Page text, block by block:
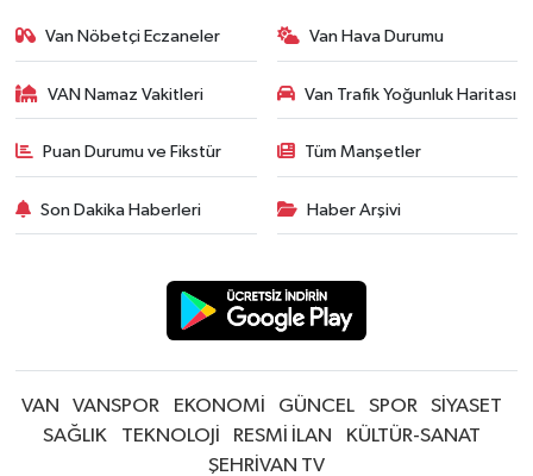
Van Nöbetçi Eczaneler Van Hava Durumu
VAN Namaz Vakitleri Van Trafik Yoğunluk Haritası
Puan Durumu ve Fikstür Tüm Manşetler
Son Dakika Haberleri Haber Arşivi
VAN VANSPOR EKONOMİ GÜNCEL SPOR
SİYASET
SAĞLIK
TEKNOLOJİ RESMİ İLAN
KÜLTÜR-SANAT
ŞEHRİVAN TV